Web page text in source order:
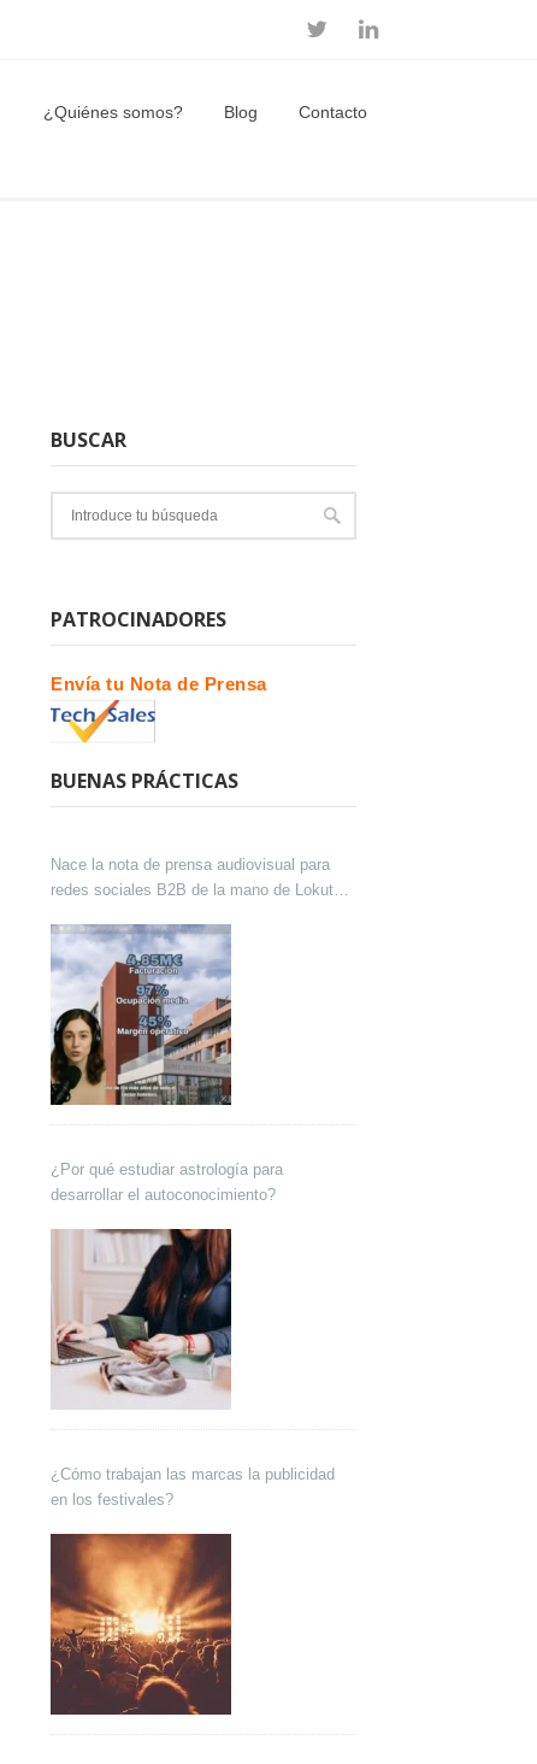
¿Quiénes somos? Blog Contacto
BUSCAR
PATROCINADORES
Envía tu Nota de Prensa
BUENAS PRÁCTICAS
Nace la nota de prensa audiovisual para
redes sociales B2B de la mano de Lokutor
¿Por qué estudiar astrología para
desarrollar el autoconocimiento?
¿Cómo trabajan las marcas la publicidad
en los festivales?